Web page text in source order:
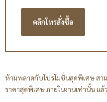
คลิกโทรสั่งซื้อ
ห้ามพลาดกับโปรโมชั่นสุดพิเศษ สา
ราคาสุดพิเศษ ภายในงานเท่านั้น แล้